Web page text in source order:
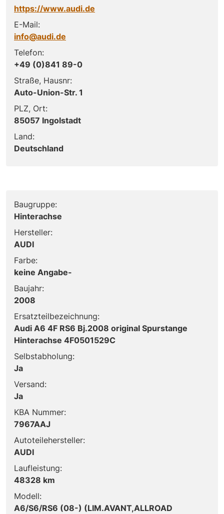
https://www.audi.de
E-Mail:
info@audi.de
Telefon:
+49 (0)841 89-0
Straße, Hausnr:
Auto-Union-Str. 1
PLZ, Ort:
85057 Ingolstadt
Land:
Deutschland
Baugruppe:
Hinterachse
Hersteller:
AUDI
Farbe:
keine Angabe-
Baujahr:
2008
Ersatzteilbezeichnung:
Audi A6 4F RS6 Bj.2008 original Spurstange
Hinterachse 4F0501529C
Selbstabholung:
Ja
Versand:
Ja
KBA Nummer:
7967AAJ
Autoteilehersteller:
AUDI
Laufleistung:
48328 km
Modell:
A6/S6/RS6 (08-) (LIM.AVANT,ALLROAD